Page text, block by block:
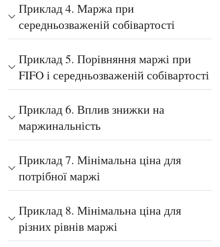
Приклад 4. Маржа при
середньозваженій собівартості
Приклад 5. Порівняння маржі при
FIFO і середньозваженій собівартості
Приклад 6. Вплив знижки на
маржинальність
Приклад 7. Мінімальна ціна для
потрібної маржі
Приклад 8. Мінімальна ціна для
різних рівнів маржі